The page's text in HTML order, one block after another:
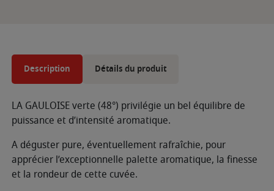
Description Détails du produit
LA GAULOISE verte (48°) privilégie un bel équilibre de
puissance et d’intensité aromatique.
A déguster pure, éventuellement rafraîchie, pour
apprécier l’exceptionnelle palette aromatique, la finesse
et la rondeur de cette cuvée.